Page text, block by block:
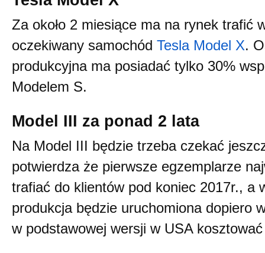
Za około 2 miesiące ma na rynek trafić
oczekiwany samochód Tesla Model X.
produkcyjna ma posiadać tylko 30%
Modelem S.
Model III za ponad 2 lata
Na Model III będzie trzeba czekać
potwierdza że pierwsze egzemplarze
trafiać do klientów pod koniec 2017r., a
produkcja będzie uruchomiona dopiero
w podstawowej wersji w USA